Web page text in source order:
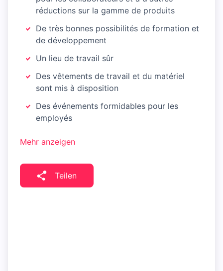
réductions sur la gamme de produits
De très bonnes possibilités de formation et
de développement
Un lieu de travail sûr
Des vêtements de travail et du matériel
sont mis à disposition
Des événements formidables pour les
employés
Mehr anzeigen
Teilen